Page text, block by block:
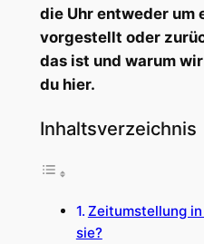
die Uhr entweder um
vorgestellt oder
das ist und warum
du hier.
Inhaltsverzeichnis
Zeitumstellung
sie?